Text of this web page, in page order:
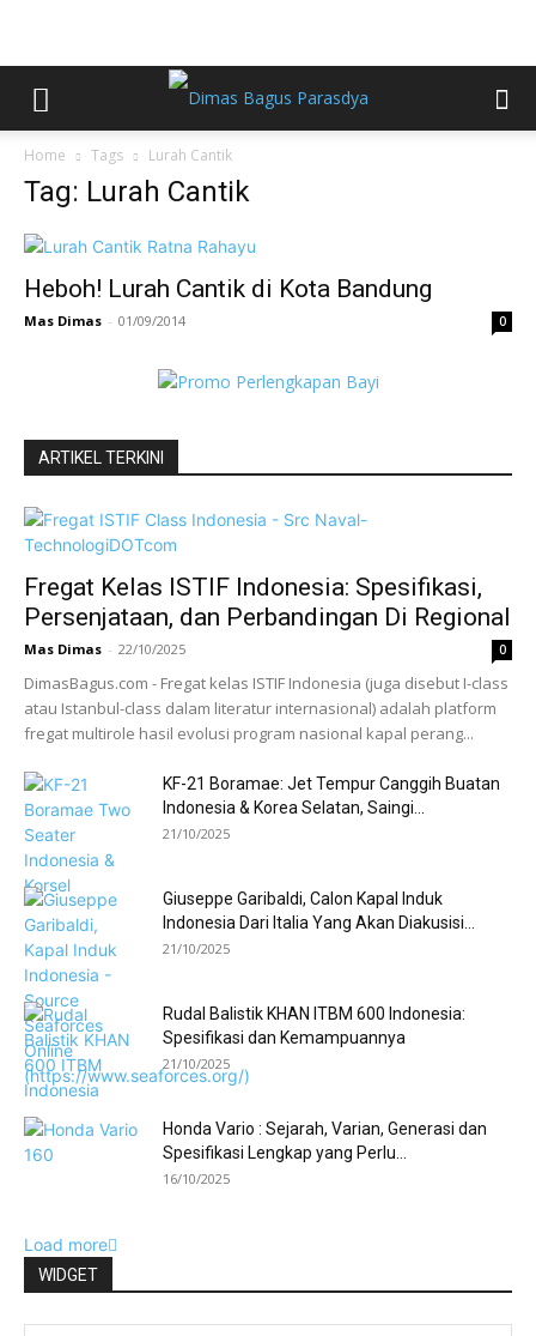
Home Tags Lurah Cantik
Tag: Lurah Cantik
Heboh! Lurah Cantik di Kota Bandung
Mas Dimas - 01/09/2014 0
ARTIKEL TERKINI
Fregat Kelas ISTIF Indonesia: Spesifikasi,
Persenjataan, dan Perbandingan Di Regional
Mas Dimas - 22/10/2025 0
DimasBagus.com - Fregat kelas ISTIF Indonesia (juga disebut I-class
atau Istanbul-class dalam literatur internasional) adalah platform
fregat multirole hasil evolusi program nasional kapal perang...
KF-21 Boramae: Jet Tempur Canggih Buatan
Indonesia & Korea Selatan, Saingi...
21/10/2025
Giuseppe Garibaldi, Calon Kapal Induk
Indonesia Dari Italia Yang Akan Diakusisi...
21/10/2025
Rudal Balistik KHAN ITBM 600 Indonesia:
Spesifikasi dan Kemampuannya
21/10/2025
Honda Vario : Sejarah, Varian, Generasi dan
Spesifikasi Lengkap yang Perlu...
16/10/2025
Load more
WIDGET